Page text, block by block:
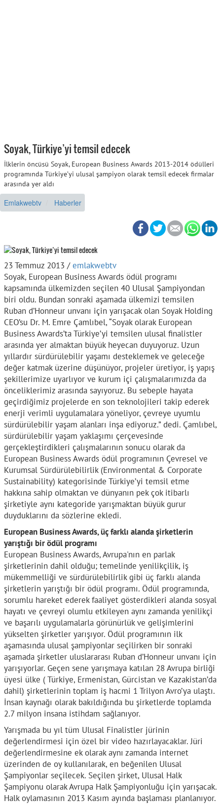
Soyak, Türkiye’yi temsil edecek
İlklerin öncüsü Soyak, European Business Awards 2013-2014 ödülleri
programında Türkiye’yi ulusal şampiyon olarak temsil edecek firmalar
arasında yer aldı
Emlakwebtv Haberler
23 Temmuz 2013 /emlakwebtv
Soyak, European Business Awards ödül programı
kapsamında ülkemizden seçilen 40 Ulusal Şampiyondan
biri oldu. Bundan sonraki aşamada ülkemizi temsilen
Ruban d’Honneur unvanı için yarışacak olan Soyak Holding
CEO’su Dr. M. Emre Çamlıbel, “Soyak olarak European
Business Awards’ta Türkiye’yi temsilen ulusal finalistler
arasında yer almaktan büyük heyecan duyuyoruz. Uzun
yıllardır sürdürülebilir yaşamı desteklemek ve geleceğe
değer katmak üzerine düşünüyor, projeler üretiyor, iş yapış
şekillerimize uyarlıyor ve kurum içi çalışmalarımızda da
önceliklerimiz arasında sayıyoruz. Bu sebeple hayata
geçirdiğimiz projelerde en son teknolojileri takip ederek
enerji verimli uygulamalara yöneliyor, çevreye uyumlu
sürdürülebilir yaşam alanları inşa ediyoruz.” dedi. Çamlıbel,
sürdürülebilir yaşam yaklaşımı çerçevesinde
gerçekleştirdikleri çalışmalarının sonucu olarak da
European Business Awards ödül programının Çevresel ve
Kurumsal Sürdürülebilirlik (Environmental & Corporate
Sustainability) kategorisinde Türkiye’yi temsil etme
hakkına sahip olmaktan ve dünyanın pek çok itibarlı
şirketiyle aynı kategoride yarışmaktan büyük gurur
duyduklarını da sözlerine ekledi.
European Business Awards, üç farklı alanda şirketlerin
yarıştığı bir ödül programı
European Business Awards, Avrupa'nın en parlak
şirketlerinin dahil olduğu; temelinde yenilikçilik, iş
mükemmelliği ve sürdürülebilirlik gibi üç farklı alanda
şirketlerin yarıştığı bir ödül programı. Ödül programında,
sorumlu hareket ederek faaliyet gösterdikleri alanda sosyal
hayatı ve çevreyi olumlu etkileyen aynı zamanda yenilikçi
ve başarılı uygulamalarla görünürlük ve gelişimlerini
yükselten şirketler yarışıyor. Ödül programının ilk
aşamasında ulusal şampiyonlar seçilirken bir sonraki
aşamada şirketler uluslararası Ruban d’Honneur unvanı için
yarışıyorlar. Geçen sene yarışmaya katılan 28 Avrupa birliği
üyesi ülke ( Türkiye, Ermenistan, Gürcistan ve Kazakistan’da
dahil) şirketlerinin toplam iş hacmi 1 Trilyon Avro’ya ulaştı.
İnsan kaynağı olarak bakıldığında bu şirketlerde toplamda
2.7 milyon insana istihdam sağlanıyor.
Yarışmada bu yıl tüm Ulusal Finalistler jürinin
değerlendirmesi için özel bir video hazırlayacaklar. Jüri
değerlendirmesine ek olarak aynı zamanda internet
üzerinden de oy kullanılarak, en beğenilen Ulusal
Şampiyonlar seçilecek. Seçilen şirket, Ulusal Halk
Şampiyonu olarak Avrupa Halk Şampiyonluğu için yarışacak.
Halk oylamasının 2013 Kasım ayında başlaması planlanıyor.